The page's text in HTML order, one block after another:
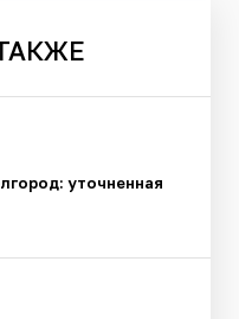
уточненная